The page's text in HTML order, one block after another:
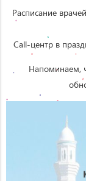
Расписание
Call-центр в
Напоминаем,